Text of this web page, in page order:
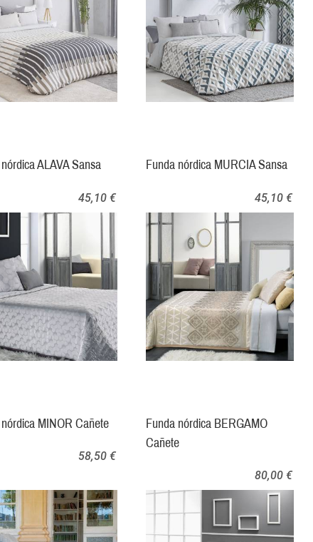
ALAVA Sansa
45,10 €
Funda nórdica MURCIA Sansa
45,10 €
MINOR Cañete
58,50 €
Funda nórdica BERGAMO
Cañete
80,00 €